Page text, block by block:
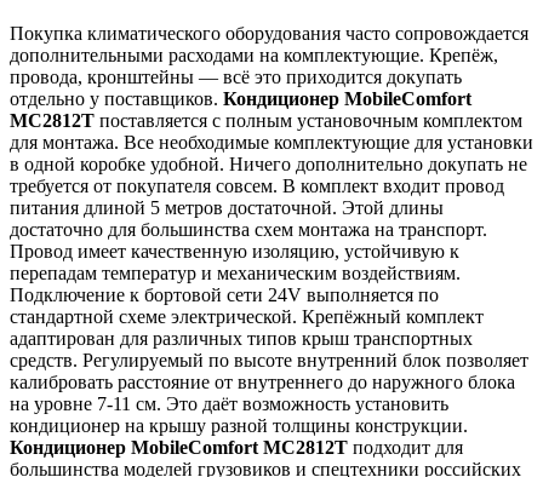
Покупка климатического оборудования часто сопровождается
дополнительными расходами на комплектующие. Крепёж,
провода, кронштейны — всё это приходится докупать
отдельно у поставщиков. Кондиционер MobileComfort
MC2812T поставляется с полным установочным комплектом
для монтажа. Все необходимые комплектующие для установки
в одной коробке удобной. Ничего дополнительно докупать не
требуется от покупателя совсем. В комплект входит провод
питания длиной 5 метров достаточной. Этой длины
достаточно для большинства схем монтажа на транспорт.
Провод имеет качественную изоляцию, устойчивую к
перепадам температур и механическим воздействиям.
Подключение к бортовой сети 24V выполняется по
стандартной схеме электрической. Крепёжный комплект
адаптирован для различных типов крыш транспортных
средств. Регулируемый по высоте внутренний блок позволяет
калибровать расстояние от внутреннего до наружного блока
на уровне 7-11 см. Это даёт возможность установить
кондиционер на крышу разной толщины конструкции.
Кондиционер MobileComfort MC2812T подходит для
большинства моделей грузовиков и спецтехники российских